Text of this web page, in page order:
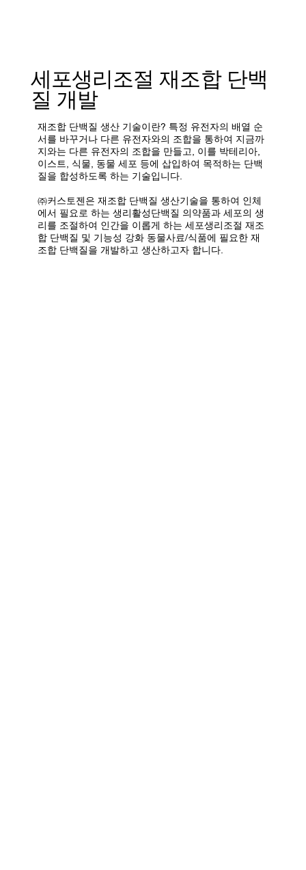
세포생리조절 재조합 단백
질 개발
재조합 단백질 생산 기술이란? 특정 유전자의 배열 순
서를 바꾸거나 다른 유전자와의 조합을 통하여 지금까
지와는 다른 유전자의 조합을 만들고, 이를 박테리아,
이스트, 식물, 동물 세포 등에 삽입하여 목적하는 단백
질을 합성하도록 하는 기술입니다.
㈜커스토젠은 재조합 단백질 생산기술을 통하여 인체
에서 필요로 하는 생리활성단백질 의약품과 세포의 생
리를 조절하여 인간을 이롭게 하는 세포생리조절 재조
합 단백질 및 기능성 강화 동물사료/식품에 필요한 재
조합 단백질을 개발하고 생산하고자 합니다.